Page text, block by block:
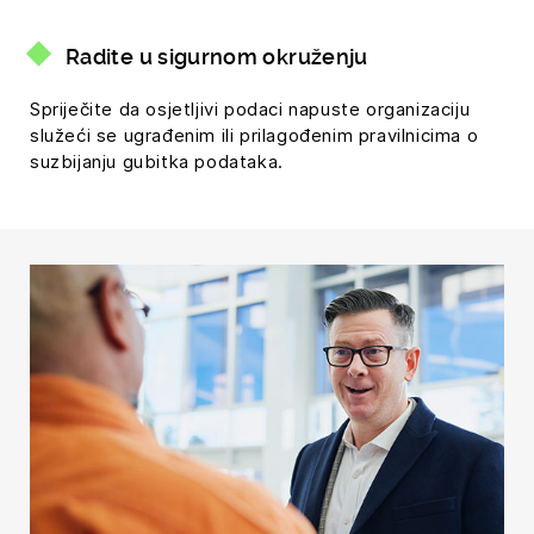
Radite u sigurnom okruženju
Spriječite da osjetljivi podaci napuste organizaciju
služeći se ugrađenim ili prilagođenim pravilnicima o
suzbijanju gubitka podataka.